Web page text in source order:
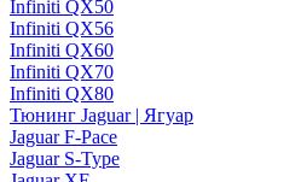
Infiniti QX50
Infiniti QX56
Infiniti QX60
Infiniti QX70
Infiniti QX80
Тюнинг Jaguar | Ягуар
Jaguar F-Pace
Jaguar S-Type